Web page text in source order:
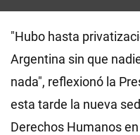
"Hubo hasta
Argentina sin que
nada", reflexionó la
esta tarde la nueva
Derechos Humanos